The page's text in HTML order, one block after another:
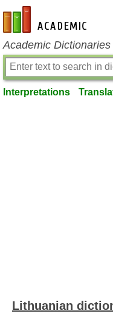
en-academic.com
Academic
Interpretations
Lithuanian